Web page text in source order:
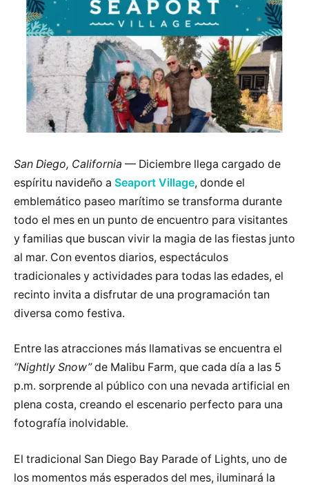
San Diego, California — Diciembre llega cargado de
espíritu navideño a Seaport Village, donde el
emblemático paseo marítimo se transforma durante
todo el mes en un punto de encuentro para visitantes
y familias que buscan vivir la magia de las fiestas junto
al mar. Con eventos diarios, espectáculos
tradicionales y actividades para todas las edades, el
recinto invita a disfrutar de una programación tan
diversa como festiva.
Entre las atracciones más llamativas se encuentra el
“Nightly Snow”de Malibu Farm, que cada día a las 5
p.m. sorprende al público con una nevada artificial en
plena costa, creando el escenario perfecto para una
fotografía inolvidable.
El tradicional San Diego Bay Parade of Lights, uno de
los momentos más esperados del mes, iluminará la